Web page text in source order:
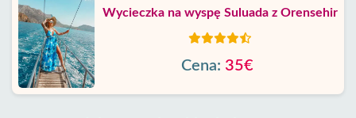
Wycieczka na wyspę Suluada z Orensehir
Cena: 35€